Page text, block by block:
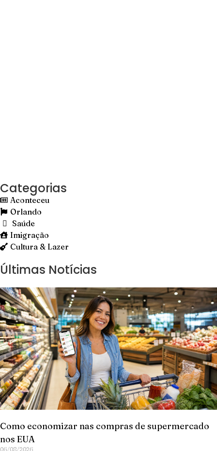
Categorias
Aconteceu
Orlando
Saúde
Imigração
Cultura & Lazer
Últimas Notícias
Como economizar nas compras de supermercado
nos EUA
06/08/2026